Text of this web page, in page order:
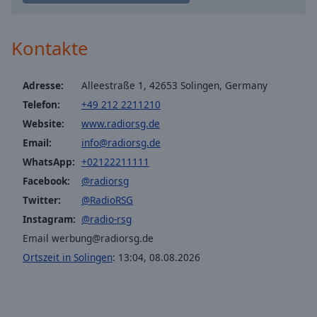
Color
Opacity
Edge
Style
Font
Kontakte
Adresse:
Alleestraße 1, 42653 Solingen, Germany
Telefon:
+49 212 2211210
Website:
www.radiorsg.de
Email:
info@radiorsg.de
WhatsApp: +02122211111
Facebook:
@radiorsg
Twitter:
@RadioRSG
Instagram: @radio-rsg
Email werbung@radiorsg.de
Ortszeit in Solingen: 13:04, 08.08.2026